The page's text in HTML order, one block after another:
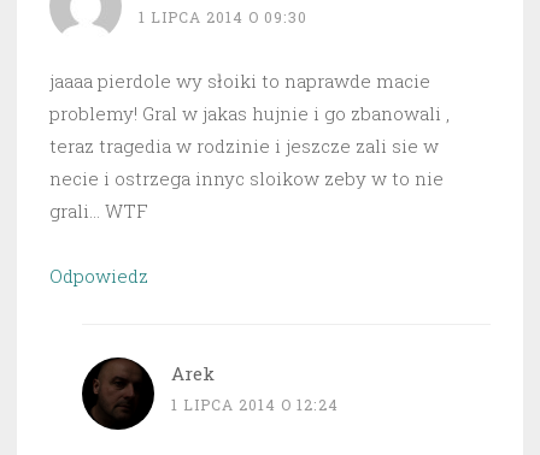
1 LIPCA 2014 O 09:30
jaaaa pierdole wy słoiki to naprawde macie
problemy! Gral w jakas hujnie i go zbanowali ,
teraz tragedia w rodzinie i jeszcze zali sie w
necie i ostrzega innyc sloikow zeby w to nie
grali… WTF
Odpowiedz
Arek
1 LIPCA 2014 O 12:24